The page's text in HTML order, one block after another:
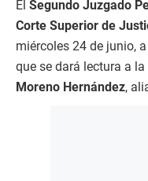
El Segundo Juzgado
Corte Superior de
miércoles 24 de junio,
que se dará lectura a
Moreno Hernández,